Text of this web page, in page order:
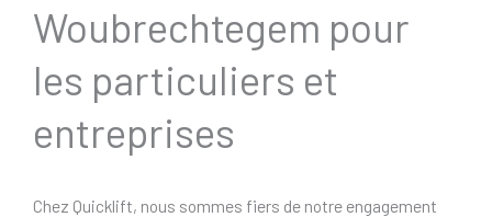
Woubrechtegem pour
les particuliers et
entreprises
Chez Quicklift, nous sommes fiers de notre engagement